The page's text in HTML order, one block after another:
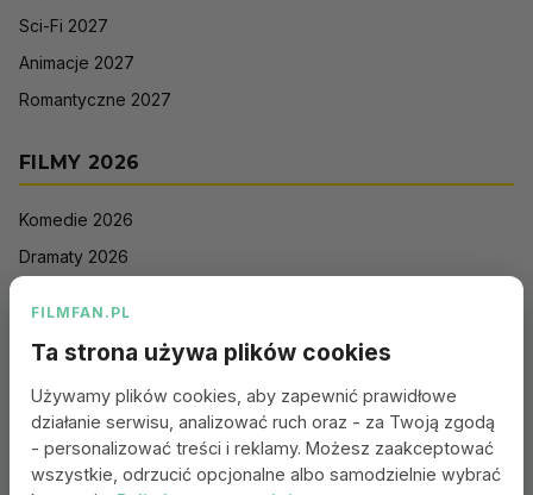
Sci-Fi 2027
Animacje 2027
Romantyczne 2027
FILMY 2026
Komedie 2026
Dramaty 2026
Sci-Fi 2026
Animacje 2026
Romantyczne 2026
FILMFAN.PL
Ta strona używa plików cookies
Używamy plików cookies, aby zapewnić prawidłowe
działanie serwisu, analizować ruch oraz - za Twoją zgodą
- personalizować treści i reklamy. Możesz zaakceptować
wszystkie, odrzucić opcjonalne albo samodzielnie wybrać